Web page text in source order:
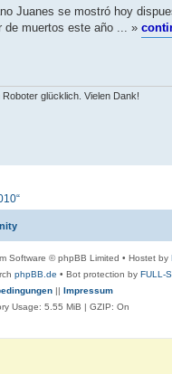
Juanes se mostró hoy
de muertos este año ... »
glücklich. Vielen Dank!
Software © phpBB Limited • Hostet by
phpBB.de • Bot protection by FULL-
|| Impressum
Usage: 5.55 MiB | GZIP: On